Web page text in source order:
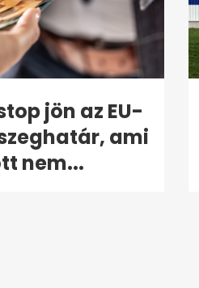
jön az EU-
ami
nem...